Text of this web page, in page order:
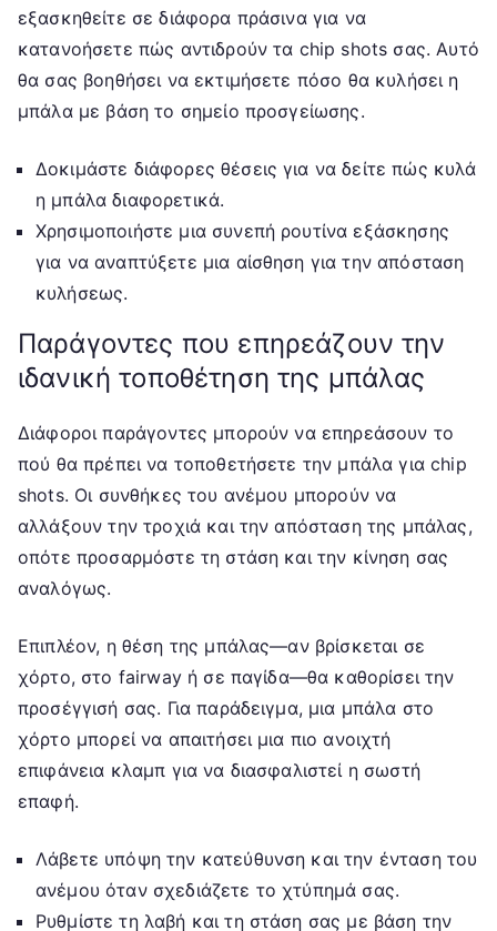
εξασκηθείτε σε διάφορα πράσινα για να
κατανοήσετε πώς αντιδρούν τα chip shots σας. Αυτό
θα σας βοηθήσει να εκτιμήσετε πόσο θα κυλήσει η
μπάλα με βάση το σημείο προσγείωσης.
Δοκιμάστε διάφορες θέσεις για να δείτε πώς κυλά
η μπάλα διαφορετικά.
Χρησιμοποιήστε μια συνεπή ρουτίνα εξάσκησης
για να αναπτύξετε μια αίσθηση για την απόσταση
κυλήσεως.
Παράγοντες που επηρεάζουν την
ιδανική τοποθέτηση της μπάλας
Διάφοροι παράγοντες μπορούν να επηρεάσουν το
πού θα πρέπει να τοποθετήσετε την μπάλα για chip
shots. Οι συνθήκες του ανέμου μπορούν να
αλλάξουν την τροχιά και την απόσταση της μπάλας,
οπότε προσαρμόστε τη στάση και την κίνηση σας
αναλόγως.
Επιπλέον, η θέση της μπάλας—αν βρίσκεται σε
χόρτο, στο fairway ή σε παγίδα—θα καθορίσει την
προσέγγισή σας. Για παράδειγμα, μια μπάλα στο
χόρτο μπορεί να απαιτήσει μια πιο ανοιχτή
επιφάνεια κλαμπ για να διασφαλιστεί η σωστή
επαφή.
Λάβετε υπόψη την κατεύθυνση και την ένταση του
ανέμου όταν σχεδιάζετε το χτύπημά σας.
Ρυθμίστε τη λαβή και τη στάση σας με βάση την